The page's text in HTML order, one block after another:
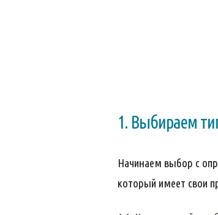
1. Выбираем
Начинаем выбор с
который имеет свои